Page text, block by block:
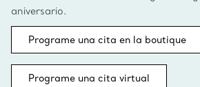
aniversario.
Programe una cita en la boutique
Programe una cita virtual